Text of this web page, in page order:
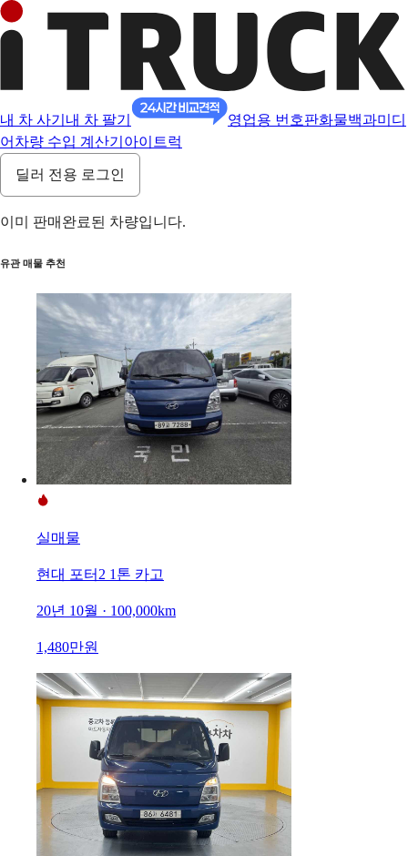
내 차 사기 내 차 팔기 영업용 번호판화물백과미디
어 차량 수입 계산기 아이트럭
딜러 전용 로그인
이미 판매완료된 차량입니다.
유관 매물 추천
실매물
현대 포터2 1톤 카고
20년 10월 · 100,000km
1,480만원